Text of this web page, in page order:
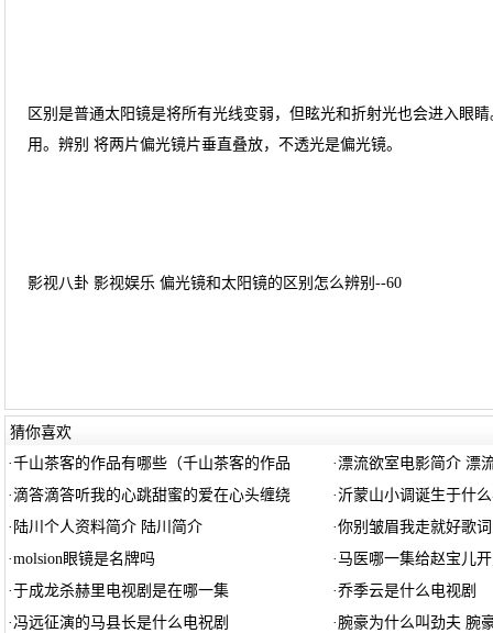
区别是普通太阳镜是将所有光线变弱，但眩光和折射光也会进入眼
用。辨别 将两片偏光镜片垂直叠放，不透光是偏光镜。
影视八卦 影视娱乐 偏光镜和太阳镜的区别怎么辨别--60
猜你喜欢
·千山茶客的作品有哪些（千山茶客的作品 ·漂流欲室电影简介 漂
·滴答滴答听我的心跳甜蜜的爱在心头缠绕 ·沂蒙山小调诞生于什
· 陆川个人资料简介 陆川简介 ·你别皱眉我走就好歌
·molsion眼镜是名牌吗 ·马医哪一集给赵宝儿
·于成龙杀赫里电视剧是在哪一集 ·乔季云是什么电视剧
· 冯远征演的马县长是什么电祝剧 ·腕豪为什么叫劲夫 腕